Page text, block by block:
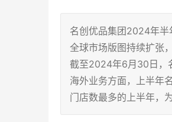
名创优品集团2024年半
全球市场版图持续扩张
截至2024年6月30日，
海外业务方面，上半年
门店数最多的上半年，